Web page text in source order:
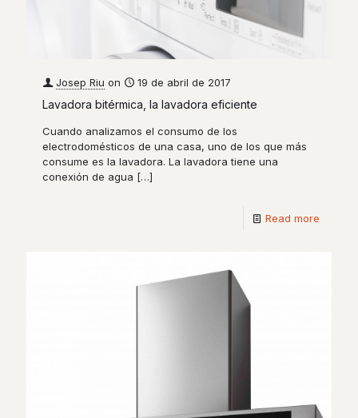
Josep Riu on 19 de abril de 2017
Lavadora bitérmica, la lavadora eficiente
Cuando analizamos el consumo de los
electrodomésticos de una casa, uno de los que más
consume es la lavadora. La lavadora tiene una
conexión de agua […]
Read more